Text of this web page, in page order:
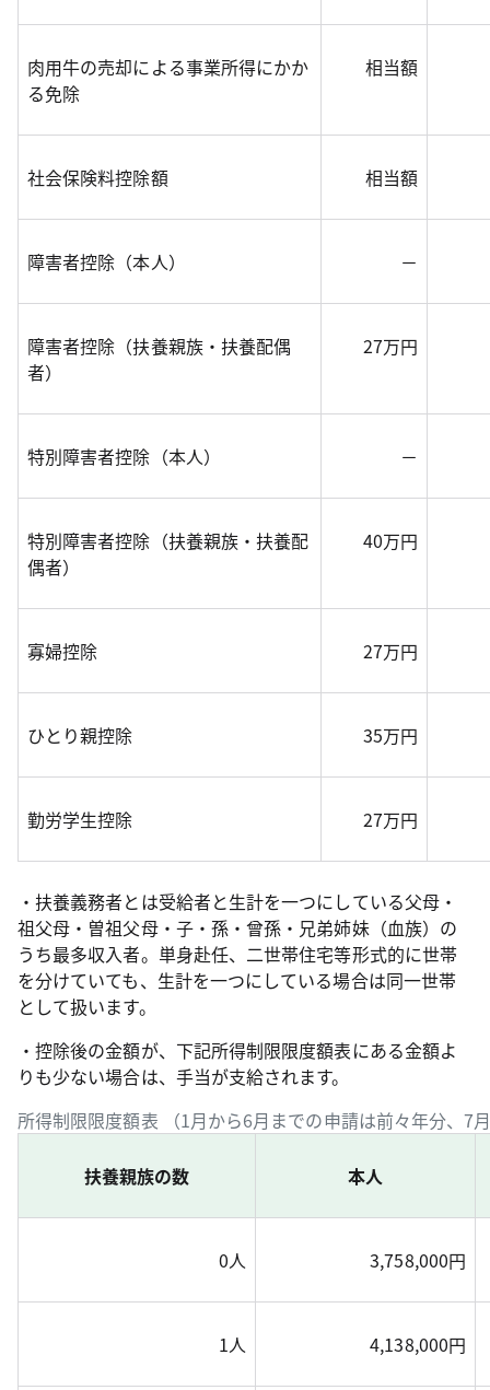
肉用牛の売却による事業所得にかか
る免除
相当額
社会保険料控除額 相当額
障害者控除（本人） －
障害者控除（扶養親族・扶養配偶
者）
27万円
特別障害者控除（本人） －
特別障害者控除（扶養親族・扶養配
偶者）
40万円
寡婦控除 27万円
ひとり親控除 35万円
勤労学生控除 27万円
・扶養義務者とは受給者と生計を一つにしている父母・
祖父母・曽祖父母・子・孫・曾孫・兄弟姉妹（血族）の
うち最多収入者。単身赴任、二世帯住宅等形式的に世帯
を分けていても、生計を一つにしている場合は同一世帯
として扱います。
・控除後の金額が、下記所得制限限度額表にある金額よ
りも少ない場合は、手当が支給されます。
所得制限限度額表 （1月から6月までの申請は前々年分、7
扶養親族の数 本人
0人 3,758,000円
1人 4,138,000円